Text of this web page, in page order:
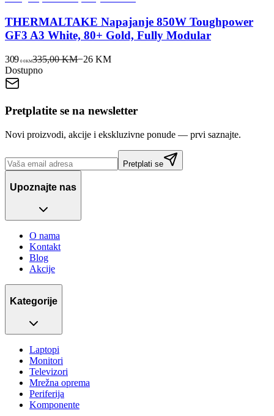
THERMALTAKE Napajanje 850W Toughpower
GF3 A3 White, 80+ Gold, Fully Modular
309 00KM335,00 KM−26 KM
Dostupno
Pretplatite se na newsletter
Novi proizvodi, akcije i ekskluzivne ponude — prvi saznajte.
Pretplati se
Upoznajte nas
O nama
Kontakt
Blog
Akcije
Kategorije
Laptopi
Monitori
Televizori
Mrežna oprema
Periferija
Komponente